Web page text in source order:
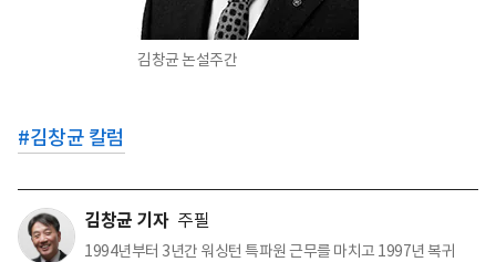
김창균 논설주간
#김창균 칼럼
김창균 기자 주필
1994년부터 3년간 워싱턴 특파원 근무를 마치고 1997년 복귀